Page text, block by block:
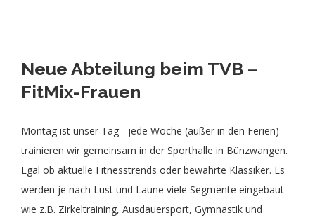
Badminton
FitMix-Frauen
Gerätturnen
Turnteam Staufen
Chronik
Über Uns
Geschäftsstelle
Neue Abteilung beim TVB –
FitMix-Frauen
Montag ist unser Tag - jede Woche (außer in den Ferien)
trainieren wir gemeinsam in der Sporthalle in Bünzwangen.
Egal ob aktuelle Fitnesstrends oder bewährte Klassiker. Es
werden je nach Lust und Laune viele Segmente eingebaut
wie z.B. Zirkeltraining, Ausdauersport, Gymnastik und